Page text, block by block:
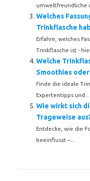
umweltfreundliche
Welches
Trinkflasche
Erfahre, welches
Trinkflasche ist -
Welche
Smoothies
Finde die ideale
Expertentipps und...
Wie wirkt sich
Trageweise
Entdecke, wie die
beeinflusst –...